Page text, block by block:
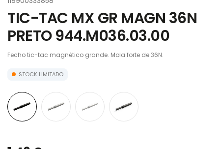
TIC-TAC MX GR MAGN 36N
PRETO 944.M036.03.00
Fecho tic-tac magnético grande. Mola forte de 36N.
STOCK LIMITADO